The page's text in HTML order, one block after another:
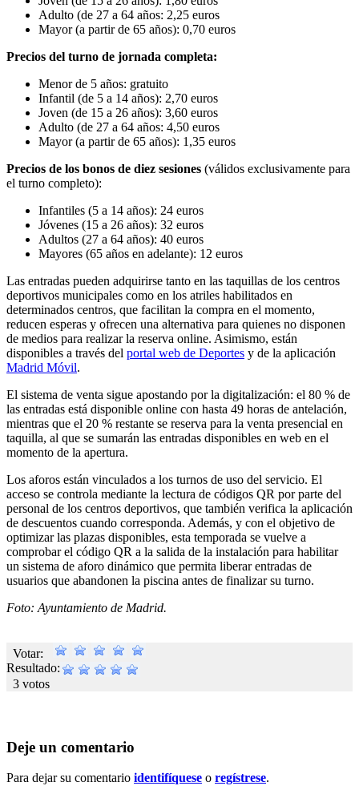
Adulto (de 27 a 64 años: 2,25 euros
Mayor (a partir de 65 años): 0,70 euros
Precios del turno de jornada completa:
Menor de 5 años: gratuito
Infantil (de 5 a 14 años): 2,70 euros
Joven (de 15 a 26 años): 3,60 euros
Adulto (de 27 a 64 años: 4,50 euros
Mayor (a partir de 65 años): 1,35 euros
Precios de los bonos de diez sesiones (válidos exclusivamente para
el turno completo):
Infantiles (5 a 14 años): 24 euros
Jóvenes (15 a 26 años): 32 euros
Adultos (27 a 64 años): 40 euros
Mayores (65 años en adelante): 12 euros
Las entradas pueden adquirirse tanto en las taquillas de los centros
deportivos municipales como en los atriles habilitados en
determinados centros, que facilitan la compra en el momento,
reducen esperas y ofrecen una alternativa para quienes no disponen
de medios para realizar la reserva online. Asimismo, están
disponibles a través del portal web de Deportes y de la aplicación
Madrid Móvil.
El sistema de venta sigue apostando por la digitalización: el 80 % de
las entradas está disponible online con hasta 49 horas de antelación,
mientras que el 20 % restante se reserva para la venta presencial en
taquilla, al que se sumarán las entradas disponibles en web en el
momento de la apertura.
Los aforos están vinculados a los turnos de uso del servicio. El
acceso se controla mediante la lectura de códigos QR por parte del
personal de los centros deportivos, que también verifica la aplicación
de descuentos cuando corresponda. Además, y con el objetivo de
optimizar las plazas disponibles, esta temporada se vuelve a
comprobar el código QR a la salida de la instalación para habilitar
un sistema de aforo dinámico que permita liberar entradas de
usuarios que abandonen la piscina antes de finalizar su turno.
Foto: Ayuntamiento de Madrid.
Votar:
Resultado:
3 votos
Deje un comentario
Para dejar su comentario identifíquese o regístrese.